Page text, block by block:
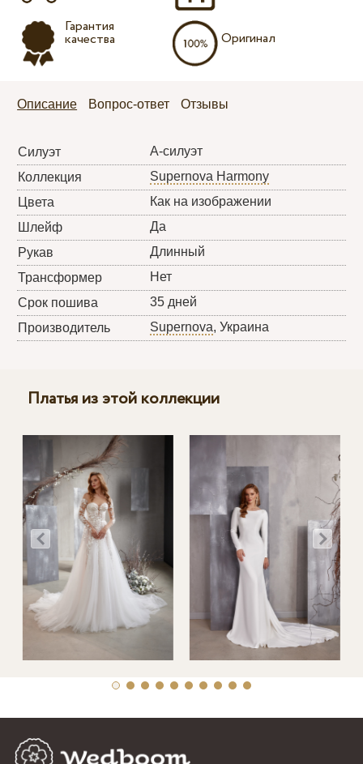
Гарантия
качества Оригинал
Описание Вопрос-ответ Отзывы
Силуэт
А-силуэт
Коллекция
Supernova Harmony
Цвета
Как на изображении
Шлейф
Да
Рукав
Длинный
Трансформер
Нет
Срок пошива
35 дней
Производитель
Supernova, Украина
Платья из этой коллекции